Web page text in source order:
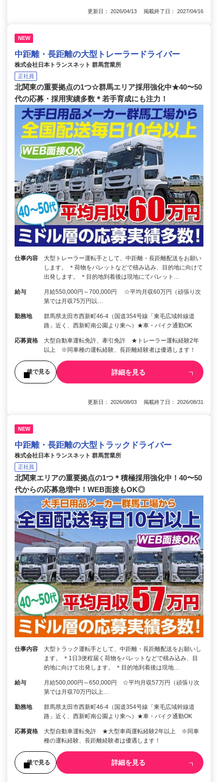
更新日： 2026/04/13 掲載終了日： 2027/04/16
NEW
中距離・長距離の大型トレーラードライバー
株式会社日本トランスネット 群馬営業所
正社員
北関東の重要拠点の1つ☆群馬エリア採用強化中★40〜50
代の応募・採用実績多数＊若手育成にも注力！
仕事内容
大型トレーラー運転手として、中距離・長距離配送をお願い
します。 ＊荷物をパレットなどで積み込み、目的地に向けて
出発します。 ＊目的地到着後は現地にてパレット…
給与
月給550,000円～700,000円 ☆平均月収60万円（頑張り次
第では月収75万円以…
勤務地
群馬県太田市西新町46-4（国道354号線「東毛広域幹線道
路」近く、西新町南公園より東へ）★車・バイク通勤OK
応募資格
大型自動車運転免許、牽引免許 ★トレーラー運転経験2年
以上 ※同車種の運転経験、長距離経験者は優遇します！
後で見る 詳細を見る
更新日： 2026/08/03 掲載終了日： 2026/08/31
NEW
中距離・長距離の大型トラックドライバー
株式会社日本トランスネット 群馬営業所
正社員
北関東エリアの重要拠点の1つ＊積極採用強化中！40〜50
代からの応募急増中！WEB面接もOK◎
仕事内容
大型トラック運転手として、中距離・長距離配送をお願いし
ます。 ＊1日3便程届く荷物をパレットなどで積み込み、目
的地に向けて出発します。 ＊目的地到着後は現地…
給与
月給500,000円～650,000円 ☆平均月収57万円（頑張り次
第では月収70万円以上…
勤務地
群馬県太田市西新町46-4（国道354号線「東毛広域幹線道
路」近く、西新町南公園より東へ）★車・バイク通勤OK
応募資格
大型自動車運転免許 ★大型車両運転経験2年以上 ※同車
種の運転経験、長距離経験者は優遇します！
後で見る 詳細を見る